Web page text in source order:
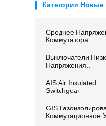
Категории Новые
Среднее
Коммутатора...
Выключатели
Напряжения...
AIS Air Insulated
Switchgear
GIS
Коммутационное